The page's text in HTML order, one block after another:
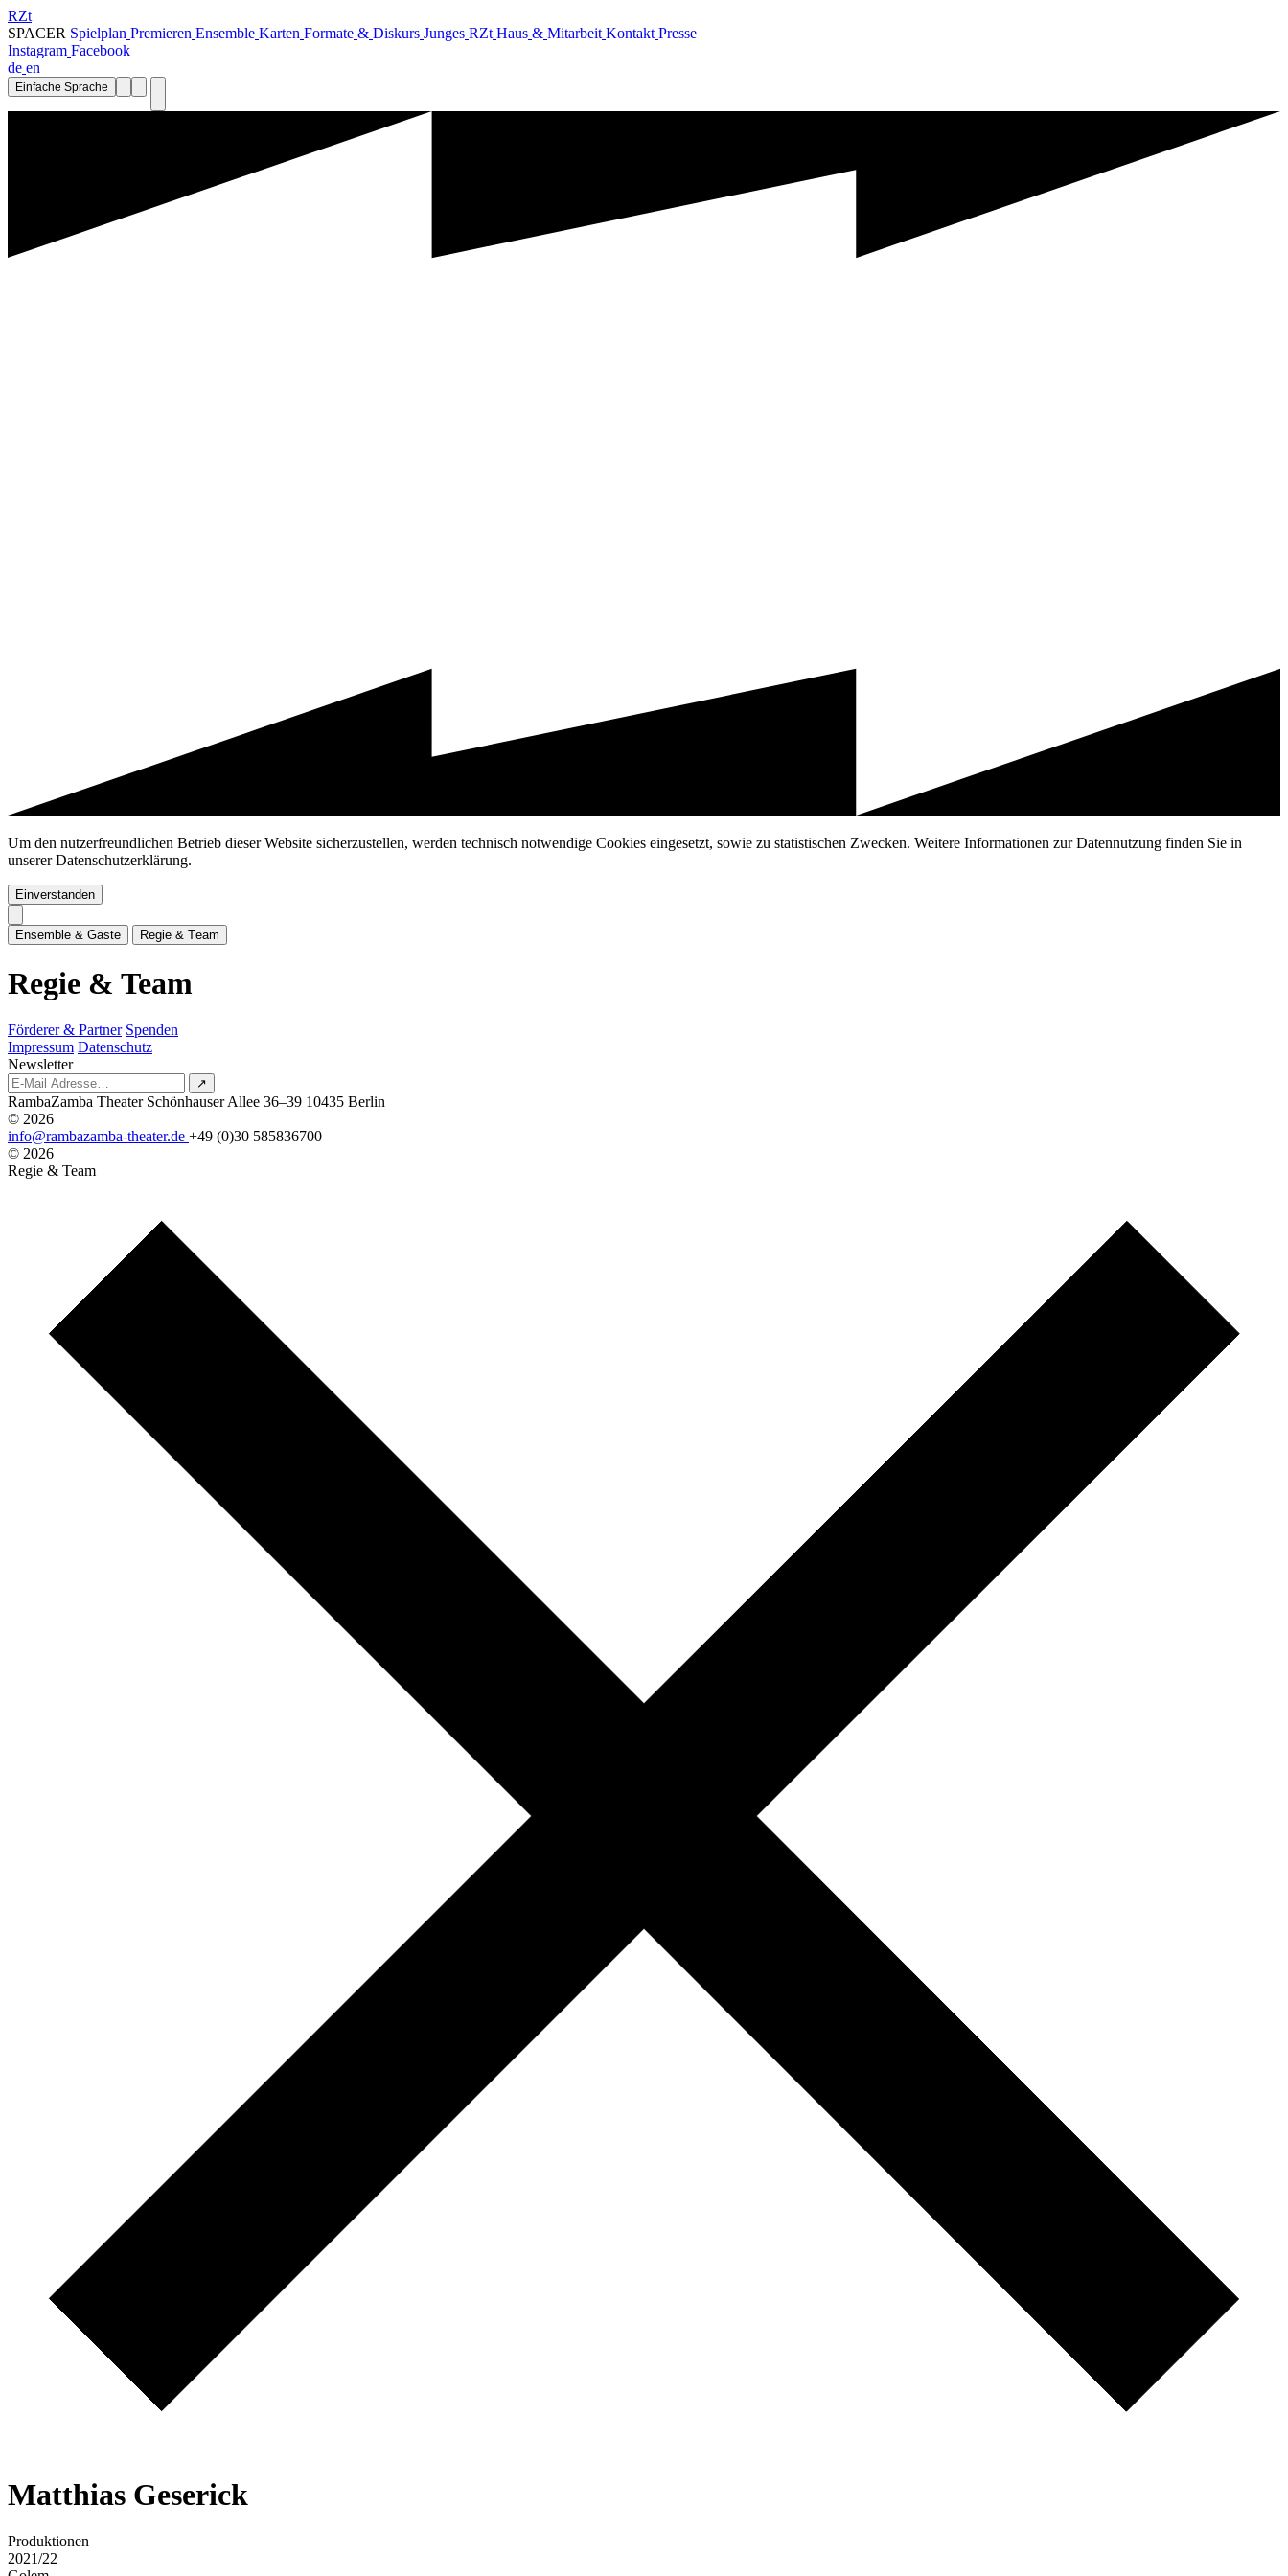
RZt
SPACER Spielplan Premieren Ensemble Karten Formate & Diskurs Junges RZt Haus & Mitarbeit Kontakt Presse
Instagram Facebook
de en
Einfache Sprache
Um den nutzerfreundlichen Betrieb dieser Website sicherzustellen, werden technisch notwendige Cookies eingesetzt, sowie zu statistischen Zwecken. Weitere Informationen zur Datennutzung finden Sie in
unserer Datenschutzerklärung.
Einverstanden
Ensem b e & Gäste Regie & Team
Regie & Team
Förderer & Partner Spenden
Impressum Datenschutz
Newsletter
↗
RambaZamba Theater Schönhauser Allee 36–39 10435 Berlin
© 2026
info@rambazamba-theater.de +49 (0)30 585836700
© 2026
Regie & Team
Matthias Geserick
Produktionen
2021/22